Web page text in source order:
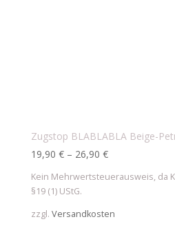
Zugstop BLABLABLA Beige-
19,90 €– 26,90 €
Kein Mehrwertsteuerausweis, da
§19 (1) UStG.
zzgl. Versandkosten